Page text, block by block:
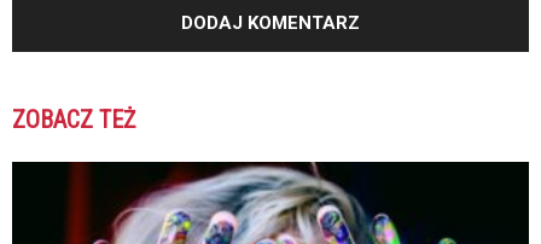
ZOBACZ TEŻ